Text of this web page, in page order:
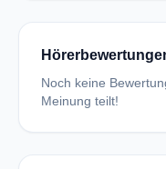
Noch keine
Meinung teilt!